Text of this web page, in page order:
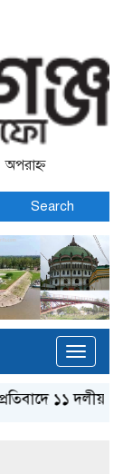
Search
১১ দলীয়